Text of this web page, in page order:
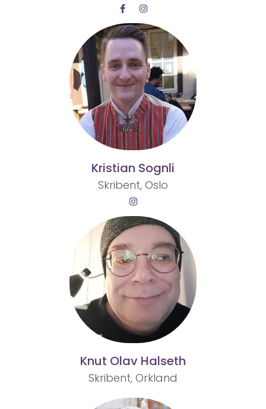
Kristian Sognli
Skribent, Oslo
Knut Olav Halseth
Skribent, Orkland